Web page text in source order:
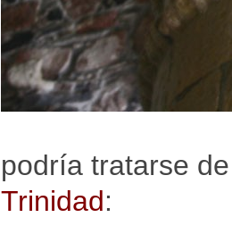
podría tratarse
Trinidad: